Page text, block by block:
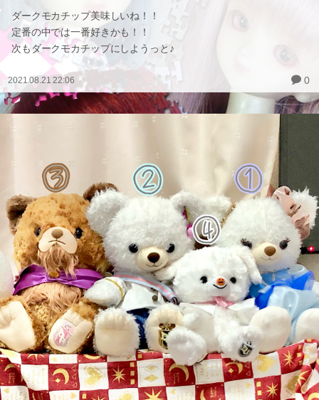
ダークモカチップ美味しいね！！
定番の中では一番好きかも！！
次もダークモカチップにしようっと♪
2021.08.21 22:06 0